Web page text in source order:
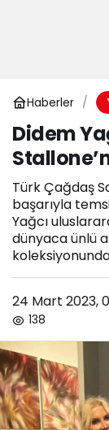
Haberler
Didem
Türk Çağdaş
başarıyla
Yağcı
dünyaca ünlü
24 Mart 2023,
138